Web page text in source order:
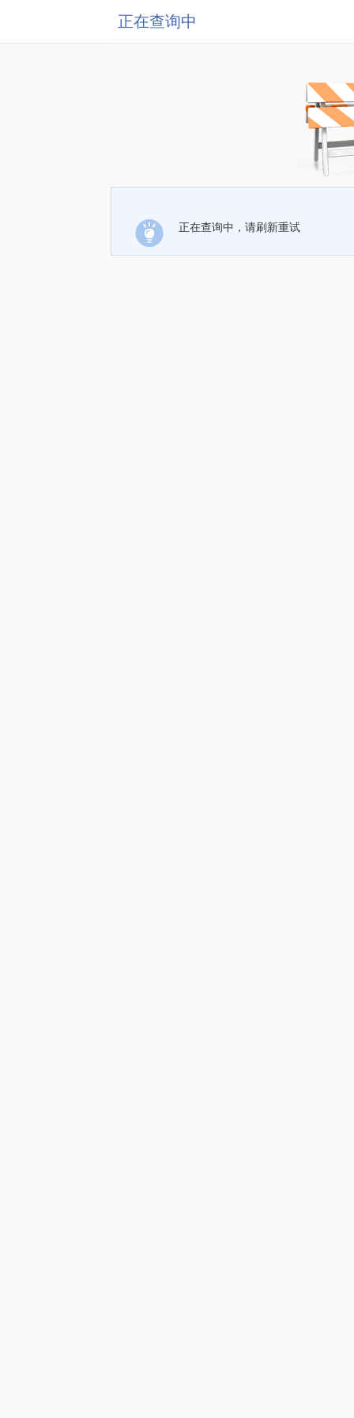
正在查询中
正在查询中，请刷新重试